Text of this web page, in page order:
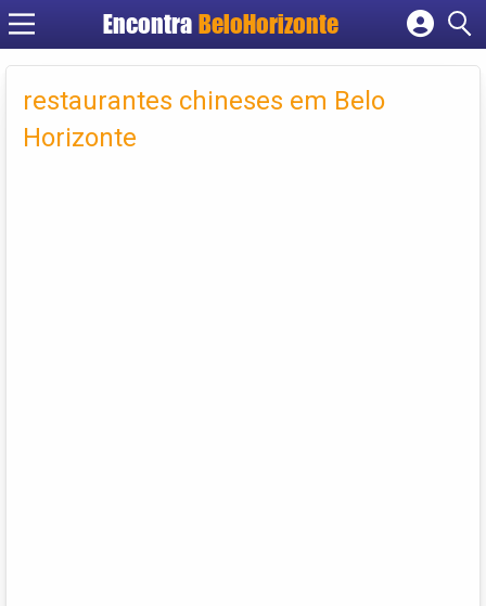
Encontra BeloHorizonte
Cadastrar empresa
Criar conta
restaurantes chineses em Belo
Horizonte